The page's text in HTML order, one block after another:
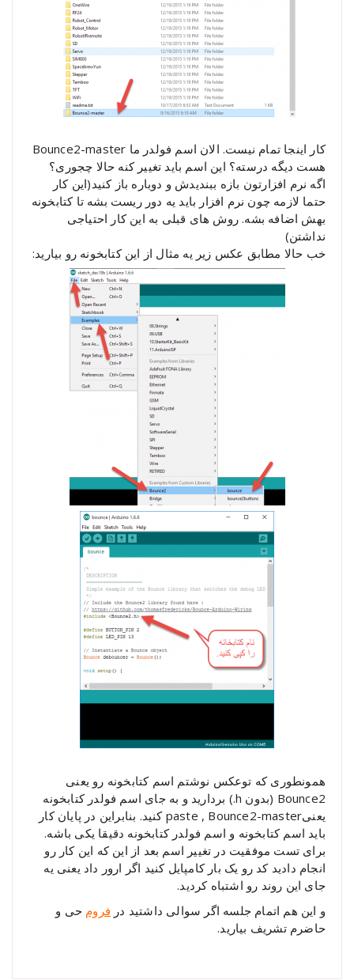
کار اینجا تمام نیست. الان اسم فولدر ما Bounce2-master
هست دیگه درسته؟ این اسم باید تغییر کنه حالا چجوری؟
اگه نرم افزارتون بازه ببندیدش و دوباره باز کنید(این کار
حتما لازمه چون نرم افزار باید یه دور ریست بشه تا کتابخونه
بهش اضافه بشه. روش های قبلی به این کار احتیاجی
نداشتن)
خب حالا مطابق عکس زیر یه مثال از این کتابخونه رو بیارید:
همونطوری که توعکس نوشتم اسم کتابخونه رو یعنی
Bounce2 (بدون h.) بردارید و به جای اسم فولدر کتابخونه
یعنیpaste , Bounce2-master کنید. بنابراین در پایان کار
باید اسم کتابخونه و اسم فولدر کتابخونه دقیقا یکی باشه.
برای تست موفقیت در تغییر اسم بعد از این که این کار رو
انجام دادید کد رو یک بار کامپایل کنید اگر ارور داد یعنی یه
جای این روند رو اشتباه کردید.
و این هم اتمام جلسه اگر سوالی داشتید در فروم حی و
حاضرم تشریف بیارید.